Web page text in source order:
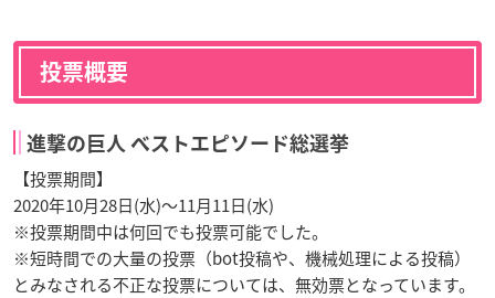
投票概要
進撃の巨人 べストエピソード総選挙
【投票期間】
2020年10月28日(水)〜11月11日(水)
※投票期間中は何回でも投票可能でした。
※短時間での大量の投票（bot投稿や、機械処理による投稿）
とみなされる不正な投票については、無効票となっています。